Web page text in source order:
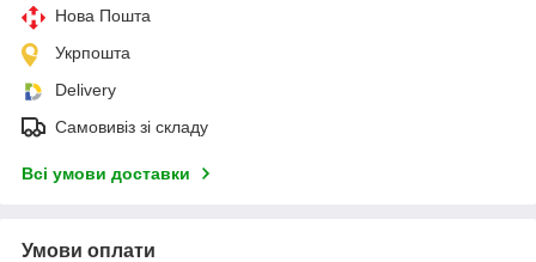
Нова Пошта
Укрпошта
Delivery
Самовивіз зі складу
Всі умови доставки
Умови оплати